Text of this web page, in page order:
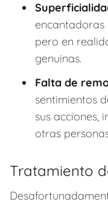
pero en
genuinas.
Falta de
sentimientos
sus acciones,
otras
Tratamiento